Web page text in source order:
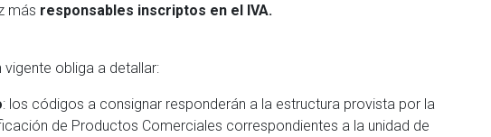
más responsables inscriptos en el IVA.
obliga a detallar:
: los códigos a consignar responderán a la estructura provista por la
de Productos Comerciales correspondientes a la unidad de